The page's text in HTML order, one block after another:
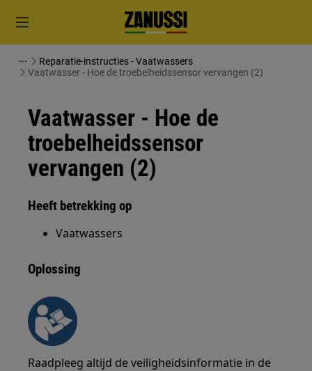
Reparatie-instructies - Vaatwassers
Vaatwasser - Hoe de troebelheidssensor vervangen (2)
Vaatwasser - Hoe de
troebelheidssensor
vervangen (2)
Heeft betrekking op
Vaatwassers
Oplossing
Raadpleeg altijd de veiligheidsinformatie in de